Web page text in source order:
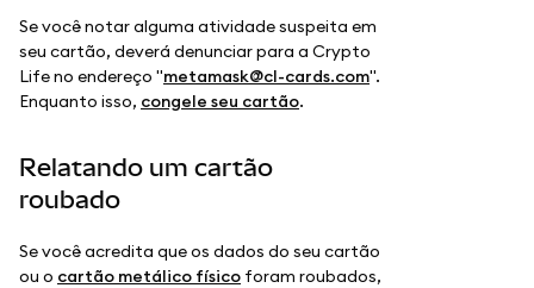
Se você notar alguma atividade suspeita em
seu cartão, deverá denunciar para a Crypto
Life no endereço "metamask@cl-cards.com".
Enquanto isso, congele seu cartão.
Relatando um cartão
roubado
Se você acredita que os dados do seu cartão
ou o cartão metálico físico foram roubados,